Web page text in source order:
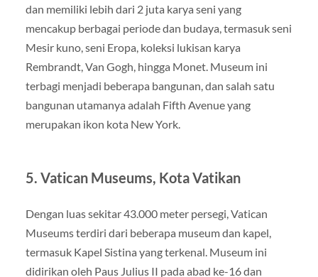
dan memiliki lebih dari 2 juta karya seni yang
mencakup berbagai periode dan budaya, termasuk seni
Mesir kuno, seni Eropa, koleksi lukisan karya
Rembrandt, Van Gogh, hingga Monet. Museum ini
terbagi menjadi beberapa bangunan, dan salah satu
bangunan utamanya adalah Fifth Avenue yang
merupakan ikon kota New York.
5. Vatican Museums, Kota Vatikan
Dengan luas sekitar 43.000 meter persegi, Vatican
Museums terdiri dari beberapa museum dan kapel,
termasuk Kapel Sistina yang terkenal. Museum ini
didirikan oleh Paus Julius II pada abad ke-16 dan